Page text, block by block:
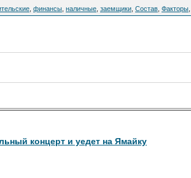
финансы наличные заемщики Состав Факторы
концерт и уедет на Ямайку